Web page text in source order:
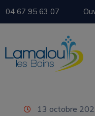
04 67 95 63 07
13 octobre